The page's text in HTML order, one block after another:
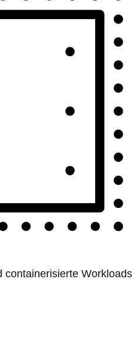
containerisierte Workloads